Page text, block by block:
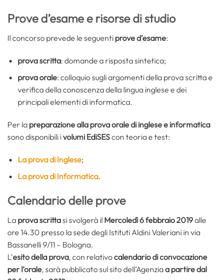
Prove d’esame e risorse di studio
Il concorso prevede le seguenti prove d’esame:
prova scritta: domande a risposta sintetica;
prova orale: colloquio sugli argomenti della prova scritta e
verifica della conoscenza della lingua inglese e dei
principali elementi di informatica.
Per la preparazione alla prova orale di inglese e informatica
sono disponibili ivolumi EdiSEScon teoria e test:
La prova di Inglese;
La prova di Informatica.
Calendario delle prove
La prova scrittasi svolgerà il Mercoledì 6 febbraio 2019alle
ore 14.30 presso la sede degli Istituti Aldini Valeriani in via
Bassanelli 9/11 – Bologna.
L’esito della prova, con relativocalendario di convocazione
per l’orale, sarà pubblicato sul sito dell’Agenziaa partire dal